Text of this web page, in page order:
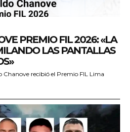
PREMIO FIL 2026: «LA
LAS PANTALLAS
Chanove recibió el Premio FIL Lima